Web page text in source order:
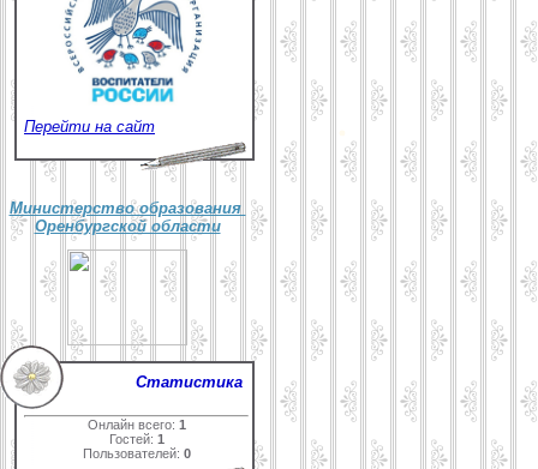
Перейти на сайт
Министерство образования
Оренбургской области
Статистика
Онлайн всего: 1
Гостей: 1
Пользователей: 0